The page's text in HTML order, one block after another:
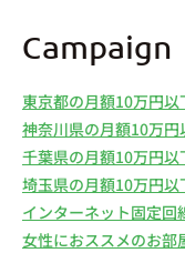
Campaign
東京都の月額10万円
神奈川県の月額10万
千葉県の月額10万円以
埼玉県の月額10万円以
インターネット固定回
女性におススメのお部